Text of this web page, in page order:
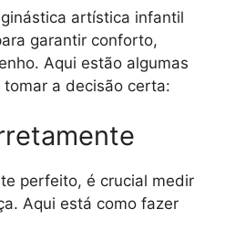
artística infantil
garantir conforto,
Aqui estão algumas
a decisão certa:
perfeito, é crucial medir
Aqui está como fazer